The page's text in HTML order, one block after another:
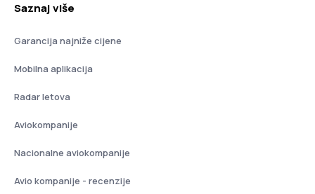
Saznaj više
Garancija najniže cijene
Mobilna aplikacija
Radar letova
Aviokompanije
Nacionalne aviokompanije
Avio kompanije - recenzije